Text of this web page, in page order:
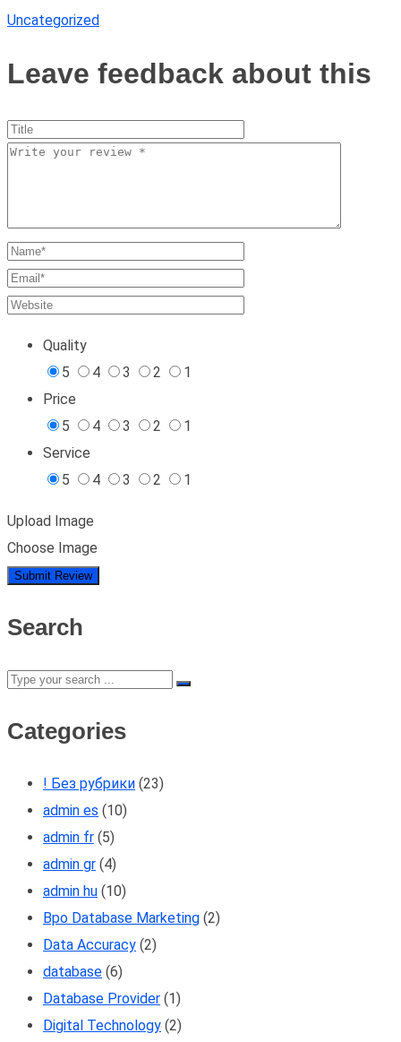
Uncategorized
Leave feedback about this
Quality
5
4 3 2
1
Price
5
4 3 2
1
Service
5
4 3 2 1
Upload Image
Choose Image
Search
Categories
! Без рубрики (23)
admin es (10)
admin fr (5)
admin gr (4)
admin hu (10)
Bpo Database Marketing (2)
Data Accuracy (2)
database (6)
Database Provider (1)
Digital Technology (2)